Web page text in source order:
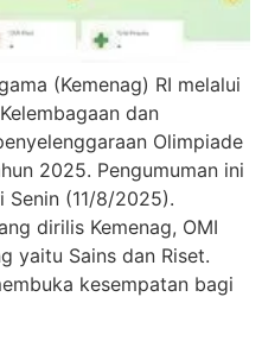
(Kemenag) RI melalui
dan
Olimpiade
2025. Pengumuman ini
Senin (11/8/2025).
dirilis Kemenag, OMI
yaitu Sains dan Riset.
kesempatan bagi